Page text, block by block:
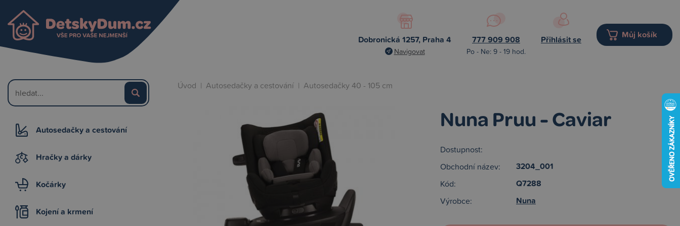
Dobronická 1257, Praha 4
Navigovat
777 909 908
Po - Ne: 9 - 19 hod.
Přihlásit se Můj košík
Autosedačky a cestování
Hračky a dárky
Kočárky
Kojení a krmení
Úvod | Autosedačky a cestování | Autosedačky 40 - 105 cm
Nuna Pruu - Caviar
Dostupnost:
Obchodní název:
3204_001
Kód: Q7288
Výrobce: Nuna